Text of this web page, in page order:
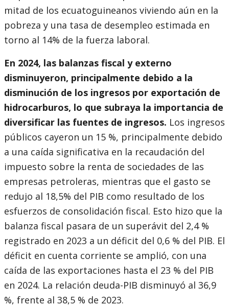
mitad de los ecuatoguineanos viviendo aún en la
pobreza y una tasa de desempleo estimada en
torno al 14% de la fuerza laboral.
En 2024, las balanzas fiscal y externo
disminuyeron, principalmente debido a la
disminución de los ingresos por exportación de
hidrocarburos, lo que subraya la importancia de
diversificar las fuentes de ingresos. Los ingresos
públicos cayeron un 15 %, principalmente debido
a una caída significativa en la recaudación del
impuesto sobre la renta de sociedades de las
empresas petroleras, mientras que el gasto se
redujo al 18,5% del PIB como resultado de los
esfuerzos de consolidación fiscal. Esto hizo que la
balanza fiscal pasara de un superávit del 2,4 %
registrado en 2023 a un déficit del 0,6 % del PIB. El
déficit en cuenta corriente se amplió, con una
caída de las exportaciones hasta el 23 % del PIB
en 2024. La relación deuda-PIB disminuyó al 36,9
%, frente al 38,5 % de 2023.